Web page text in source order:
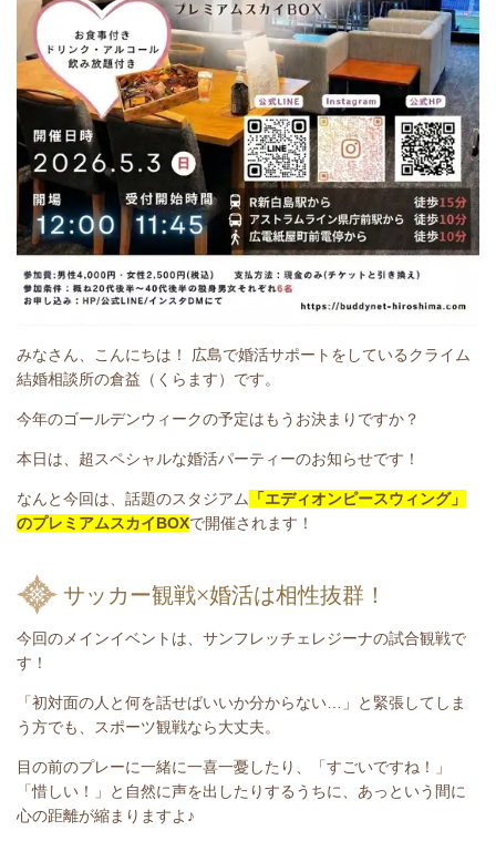
みなさん、こんにちは！ 広島で婚活サポートをしているクライム
結婚相談所の倉益（くらます）です。
今年のゴールデンウィークの予定はもうお決まりですか？
本日は、超スペシャルな婚活パーティーのお知らせです！
なんと今回は、話題のスタジアム 「エディオンピースウィング」
のプレミアムスカイBOXで開催されます！
サッカー観戦×婚活は相性抜群！
今回のメインイベントは、サンフレッチェレジーナの試合観戦で
す！
「初対面の人と何を話せばいいか分からない…」と緊張してしま
う方でも、スポーツ観戦なら大丈夫。
目の前のプレーに一緒に一喜一憂したり、「すごいですね！」
「惜しい！」と自然に声を出したりするうちに、あっという間に
心の距離が縮まりますよ♪